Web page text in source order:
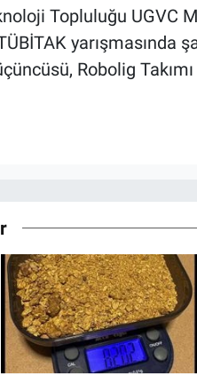
Topluluğu UGVC
yarışmasında
Robolig